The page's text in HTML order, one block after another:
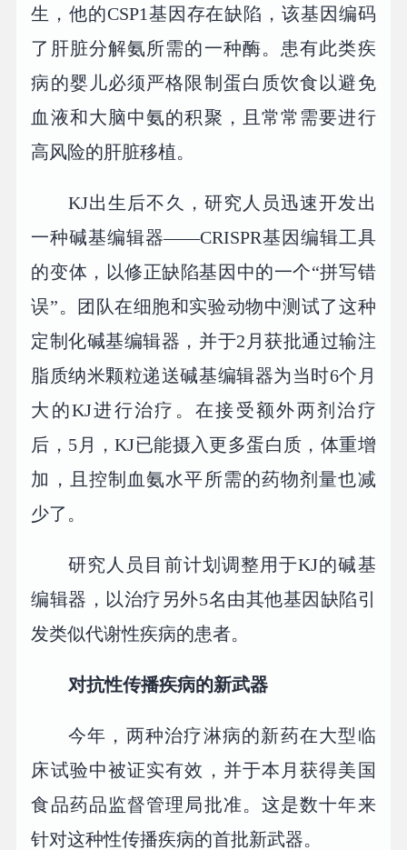
生，他的CSP1基因存在缺陷，该基因编码
了肝脏分解氨所需的一种酶。患有此类疾
病的婴儿必须严格限制蛋白质饮食以避免
血液和大脑中氨的积聚，且常常需要进行
高风险的肝脏移植。
KJ出生后不久，研究人员迅速开发出
一种碱基编辑器——CRISPR基因编辑工具
的变体，以修正缺陷基因中的一个“拼写错
误”。团队在细胞和实验动物中测试了这种
定制化碱基编辑器，并于2月获批通过输注
脂质纳米颗粒递送碱基编辑器为当时6个月
大的KJ进行治疗。在接受额外两剂治疗
后，5月，KJ已能摄入更多蛋白质，体重增
加，且控制血氨水平所需的药物剂量也减
少了。
研究人员目前计划调整用于KJ的碱基
编辑器，以治疗另外5名由其他基因缺陷引
发类似代谢性疾病的患者。
对抗性传播疾病的新武器
今年，两种治疗淋病的新药在大型临
床试验中被证实有效，并于本月获得美国
食品药品监督管理局批准。这是数十年来
针对这种性传播疾病的首批新武器。